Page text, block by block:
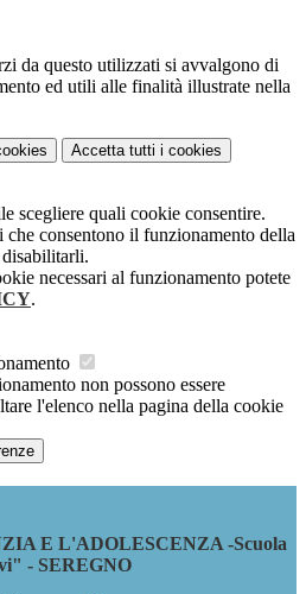
da questo utilizzati si avvalgono di
ed utili alle finalità illustrate nella
Accetta tutti i cookies
scegliere quali cookie consentire.
consentono il funzionamento della
necessari al funzionamento potete
.
non possono essere
l'elenco nella pagina della cookie
E L'ADOLESCENZA -Scuola
- SEREGNO